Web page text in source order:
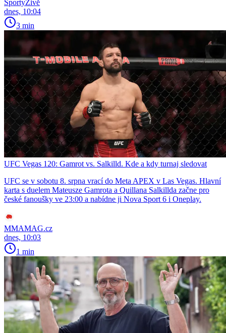
SportyŽivě
dnes, 10:04
3 min
UFC Vegas 120: Gamrot vs. Salkilld. Kde a kdy turnaj sledovat
UFC se v sobotu 8. srpna vrací do Meta APEX v Las Vegas. Hlavní
karta s duelem Mateusze Gamrota a Quillana Salkillda začne pro
české fanoušky ve 23:00 a nabídne ji Nova Sport 6 i Oneplay.
MMAMAG.cz
dnes, 10:03
1 min